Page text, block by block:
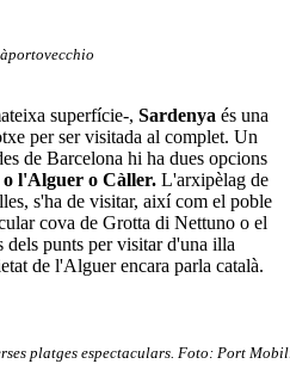
superfície-, Sardenya és una
per ser visitada al complet. Un
de Barcelona hi ha dues opcions
o l'Alguer o Càller. L'arxipèlag de
s'ha de visitar, així com el poble
cova de Grotta di Nettuno o el
dels punts per visitar d'una illa
de l'Alguer encara parla català.
platges espectaculars. Foto: Port